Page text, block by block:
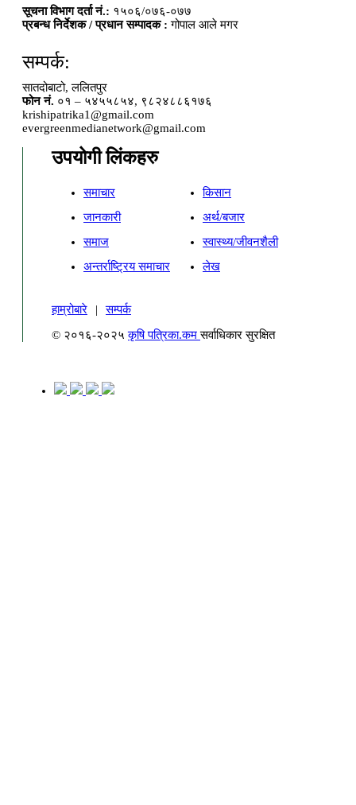
सूचना विभाग दर्ता नं.: १५०६/०७६-०७७
प्रबन्ध निर्देशक / प्रधान सम्पादक : गोपाल आले मगर
सम्पर्क:
सातदोबाटो, ललितपुर
फोन नं. ०१ – ५४५५८५४, ९८२४८८६१७६
krishipatrika1@gmail.com
evergreenmedianetwork@gmail.com
उपयोगी लिंकहरु
समाचार
किसान
जानकारी
अर्थ/बजार
समाज
स्वास्थ्य/जीवनशैली
अन्तर्राष्ट्रिय समाचार
लेख
हाम्रोबारे |
सम्पर्क
© २०१६-२०२५कृषि पत्रिका.कमसर्वाधिकार सुरक्षित